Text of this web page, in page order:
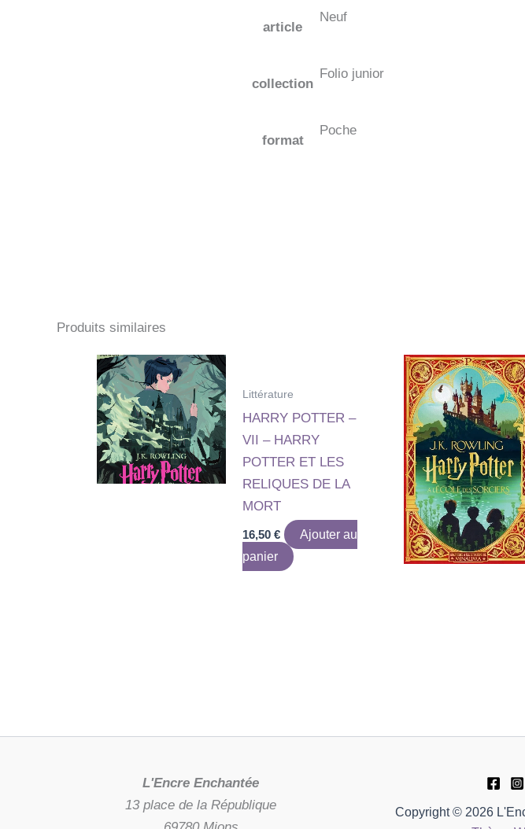
article
Neuf
collection
Folio junior
format
Poche
Produits similaires
Littérature
HARRY POTTER –
VII – HARRY
POTTER ET LES
RELIQUES DE LA
MORT
16,50 €
Ajouter au
panier
L'Encre Enchantée
13 place de la République
Copyright © 2026